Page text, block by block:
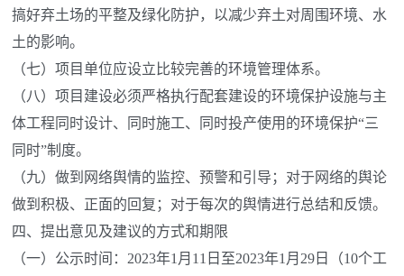
搞好弃土场的平整及绿化防护，以减少弃土对周围环境、水
土的影响。
（七）项目单位应设立比较完善的环境管理体系。
（八）项目建设必须严格执行配套建设的环境保护设施与主
体工程同时设计、同时施工、同时投产使用的环境保护“三
同时”制度。
（九）做到网络舆情的监控、预警和引导；对于网络的舆论
做到积极、正面的回复；对于每次的舆情进行总结和反馈。
四、提出意见及建议的方式和期限
（一）公示时间：2023年1月11日至2023年1月29日（10个工